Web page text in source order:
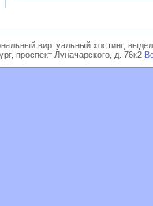
виртуальный хостинг,
проспект Луначарского, д. 76к2